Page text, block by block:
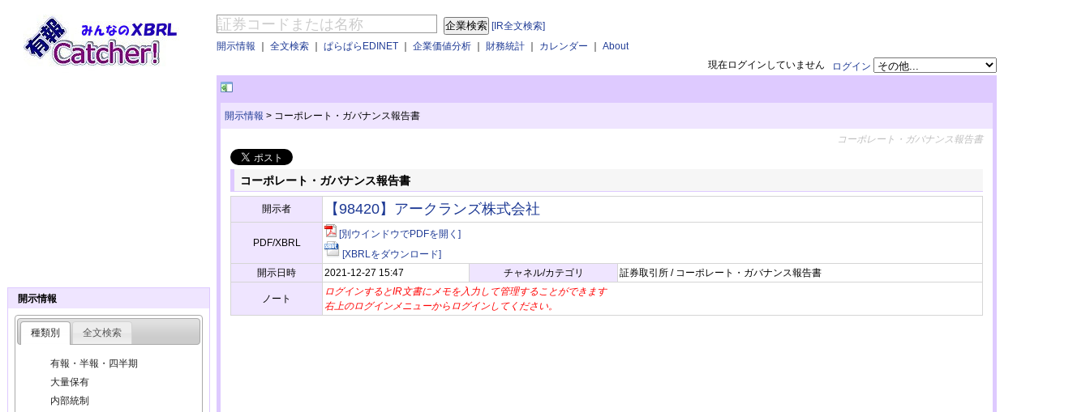
[IR全文検索]
開示情報 ｜ 全文検索 ｜ ぱらぱらEDINET ｜ 企業価値分析 ｜ 財務統計 ｜ カレンダー ｜ About
ログイン
現在ログインしていません
開示情報 > コーポレート・ガバナンス報告書
コーポレート・ガバナンス報告書
コーポレート・ガバナンス報告書
開示者 【98420】アークランズ株式会社
PDF/XBRL
[別ウインドウでPDFを開く]
[XBRLをダウンロード]
開示日時
2021-12-27 15:47 チャネル/カテゴリ 証券取引所 / コーポレート・ガバナンス報告書
ノート
ログインするとIR文書にメモを入力して管理することができます
右上のログインメニューからログインしてください。
開示情報
種類別 全文検索
有報・半報・四半期
大量保有
内部統制